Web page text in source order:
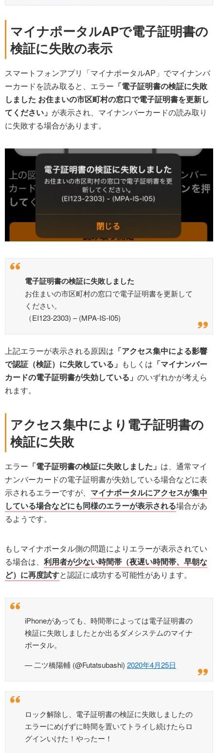
マイナポータルAPで電子証明書の
検証に失敗の表示
スマートフォンアプリ「マイナポータルAP」でマイナンバ
ーカードを読み取ると、エラー 「電子証明書の検証に失敗
しました お住まいの市区町村の窓口で電子証明書を更新し
てください」 が表示され、マイナンバーカードの読み取り
に失敗する場合があります。
電子証明書の検証に失敗しました
お住まいの市区町村の窓口で電子証明書を更新して
ください。
（EI123-2303) – (MPA-IS-I05)
上記エラーが表示される原因は 「アクセス集中による影響
で認証（検証）に失敗している」 もしくは 「マイナンバー
カードの電子証明書が失効している」 のいずれかが考えら
れます。
アクセス集中により電子証明書の
検証に失敗
エラー 「電子証明書の検証に失敗しました」 は、通常マイ
ナンバーカードの電子証明書が失効している場合などに表
示されるエラーですが、 マイナポータルにアクセスが集中
している場合などにも同様のエラーが表示される場合があ
るようです。
もしマイナポータル側の問題によりエラーが表示されてい
る場合は、 利用者が少ない時間帯（夜遅い時間帯、早朝な
ど）に再度試すと認証に成功する可能性があります。
iPhoneがあっても、時間帯によっては電子証明書の
検証に失敗しましたとか出るダメシステムのマイナ
ポータル。
— 二ツ橋陽輔 (@Futatsubashi) 2020年4月25日
ロック解除し、電子証明書の検証に失敗しましたの
エラーにめげずに時間を置いてトライし続けたらロ
グインいけた！やったー！